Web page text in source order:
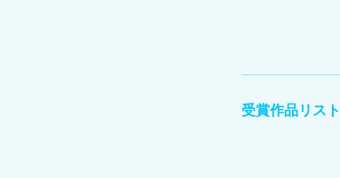
受賞作品リスト